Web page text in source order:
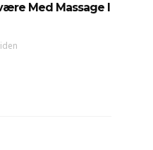
Med Massage I